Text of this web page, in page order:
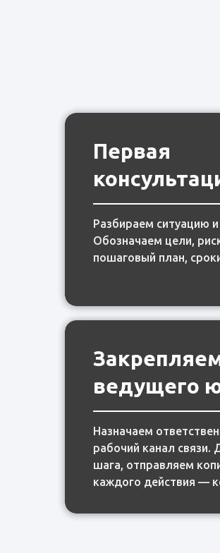
Первая
Разбираем ситуацию
Обозначаем цели,
пошаговый план,
ведущего
Назначаем
рабочий канал связи.
шага, отправляем
каждого действия —
Первая
Разбираем ситуацию
Обозначаем цели,
пошаговый план,
ведущего
Назначаем
рабочий канал связи.
шага, отправляем
каждого действия —